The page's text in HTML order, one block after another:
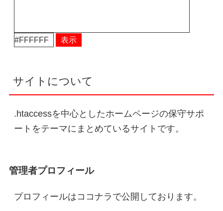
表示
サイトについて
.htaccessを中心としたホームページの保守サポ
ートをテーマにまとめているサイトです。
管理者プロフィール
プロフィールはココナラで公開しております。